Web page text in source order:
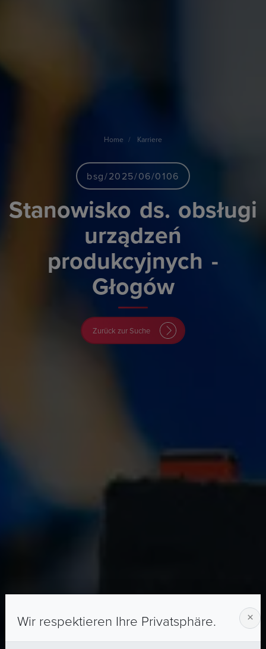
Home Karriere
bsg/2025/06/0106
Stanowisko ds. obsługi
urządzeń
produkcyjnych -
Głogów
Zurück zur Suche
Wir respektieren Ihre Privatsphäre. ×